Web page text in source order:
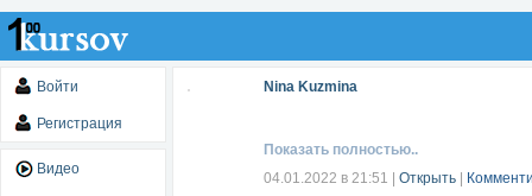
Войти
Регистрация
Видео
Nina Kuzmina
Показать полностью..
04.01.2022 в 21:51
Открыть